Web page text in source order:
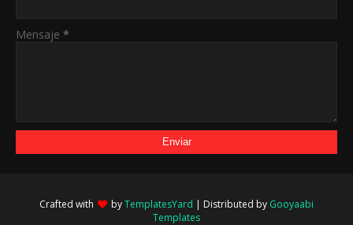
Mensaje *
Crafted with byTemplatesYard | Distributed by Gooyaabi
Templates